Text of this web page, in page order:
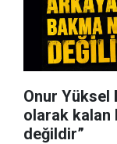
Onur Yüksel
olarak kalan
değildir”